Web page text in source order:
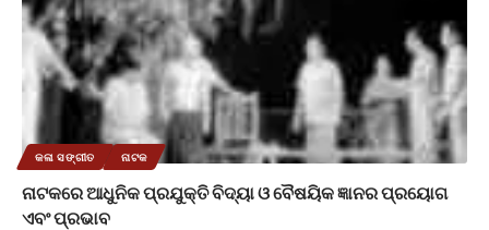
କଳା ସଙ୍ଗୀତ ନାଟକ
ନାଟକରେ ଆଧୁନିକ ପ୍ରଯୁକ୍ତି ବିଦ୍ୟା ଓ ବୈଷୟିକ ଜ୍ଞାନର ପ୍ରୟୋଗ
ଏବଂ ପ୍ରଭାବ